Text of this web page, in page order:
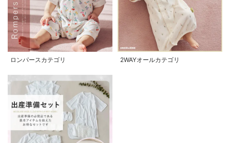
ロンパースカテゴリ 2WAYオールカテゴリ